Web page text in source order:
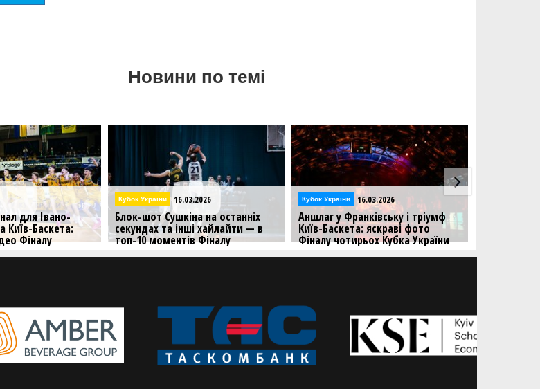
Новини по темі
для Івано-
Київ-Баскета:
Фіналу
Кубок України 16.03.2026
Блок-шот Сушкіна на останніх
секундах та інші хайлайти — в
топ-10 моментів Фіналу
Кубок України 16.03.2026
Аншлаг у Франківську і тріумф
Київ-Баскета: яскраві фото
Фіналу чотирьох Кубка України
Дивіться яскраві фото з Фіналу